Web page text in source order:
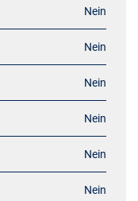
Nein
Nein
Nein
Nein
Nein
Nein